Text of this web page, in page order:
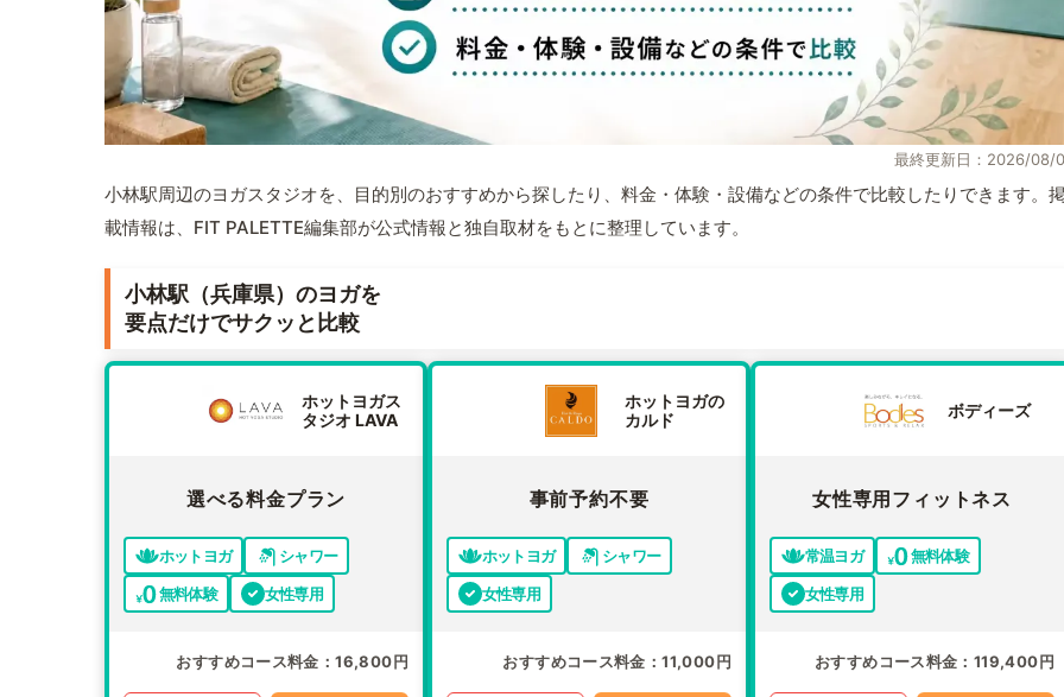
最終更新日：2026/08/
小林駅周辺のヨガスタジオを、目的別のおすすめから探したり、料金・体験・設備などの条件で比較したりできます。
載情報は、FIT PALETTE編集部が公式情報と独自取材をもとに整理しています。
小林駅（兵庫県）のヨガを
要点だけでサクッと比較
ホットヨガス
タジオ LAVA
選べる料金プラン
ホットヨガ
シャワー
無料体験
女性専用
おすすめコース料金 16,800円
ホットヨガの
カルド
事前予約不要
ホットヨガ
シャワー
女性専用
おすすめコース料金 11,000円
ボディーズ
女性専用フィットネス
常温ヨガ
無料体験
女性専用
おすすめコース料金 119,400円